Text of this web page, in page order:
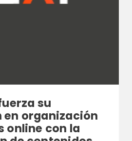
su
organización
online con la